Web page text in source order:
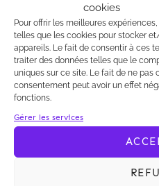
cookies
Pour offrir les meilleures
telles que les cookies pour stocker
appareils. Le fait de consentir à ces
traiter des données telles que le
uniques sur ce site. Le fait de ne pas
consentement peut avoir un effet
fonctions.
Gérer les services
Un grand merci à nos
renouvelée, ainsi qu’à
notamment à Karen
(associées) !
Chambers & Partners
Nicolas